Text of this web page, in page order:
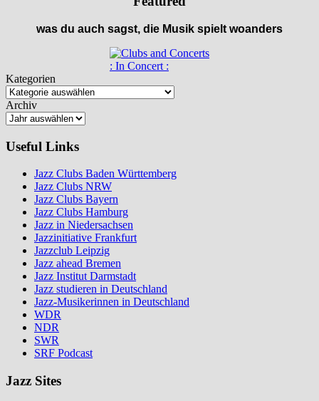
was du auch sagst, die Musik spielt woanders
: In Concert :
Kategorien
Archiv
Useful Links
Jazz Clubs Baden Württemberg
Jazz Clubs NRW
Jazz Clubs Bayern
Jazz Clubs Hamburg
Jazz in Niedersachsen
Jazzinitiative Frankfurt
Jazzclub Leipzig
Jazz ahead Bremen
Jazz Institut Darmstadt
Jazz studieren in Deutschland
Jazz-Musikerinnen in Deutschland
WDR
NDR
SWR
SRF Podcast
Jazz Sites